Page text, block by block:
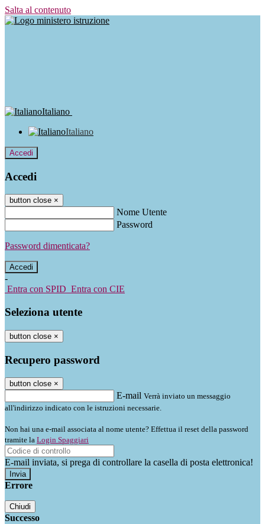
Salta al contenuto
Italiano
Italiano
Accedi
Accedi
button close ×
Nome Utente
Password
Password dimenticata?
-
Entra con SPID Entra con CIE
Seleziona utente
button close ×
Recupero password
button close ×
E-mail Verrà inviato un messaggio
all'indirizzo indicato con le istruzioni necessarie.
Non hai una e-mail associata al nome utente? Effettua il reset della password
tramite la Login Spaggiari
E-mail inviata, si prega di controllare la casella di posta elettronica!
Errore
Chiudi
Successo